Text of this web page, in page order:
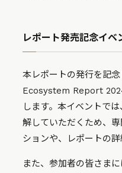
レポート発売記念イベ
本レポートの発行を記
Ecosystem Report
します。本イベントで
解していただくため、
ションや、レポートの詳
また、参加者の皆さま